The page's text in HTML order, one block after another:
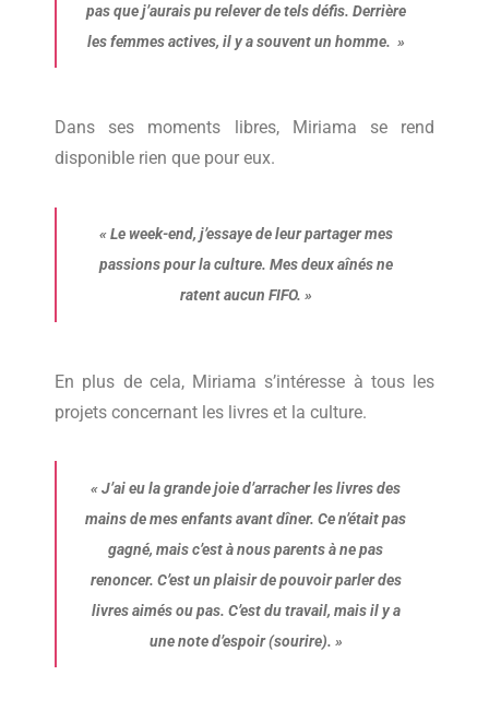
pas que j’aurais pu relever de tels défis. Derrière
les femmes actives, il y a souvent un homme. »
Dans ses moments libres, Miriama se rend
disponible rien que pour eux.
«Le week-end, j’essaye de leur partager mes
passions pour la culture. Mes deux aînés ne
ratent aucun FIFO. »
En plus de cela, Miriama s’intéresse à tous les
projets concernant les livres et la culture.
«J’ai eu la grande joie d’arracher les livres des
mains de mes enfants avant dîner. Ce n’était pas
gagné, mais c’est à nous parents à ne pas
renoncer. C’est un plaisir de pouvoir parler des
livres aimés ou pas. C’est du travail, mais il y a
une note d’espoir (sourire). »